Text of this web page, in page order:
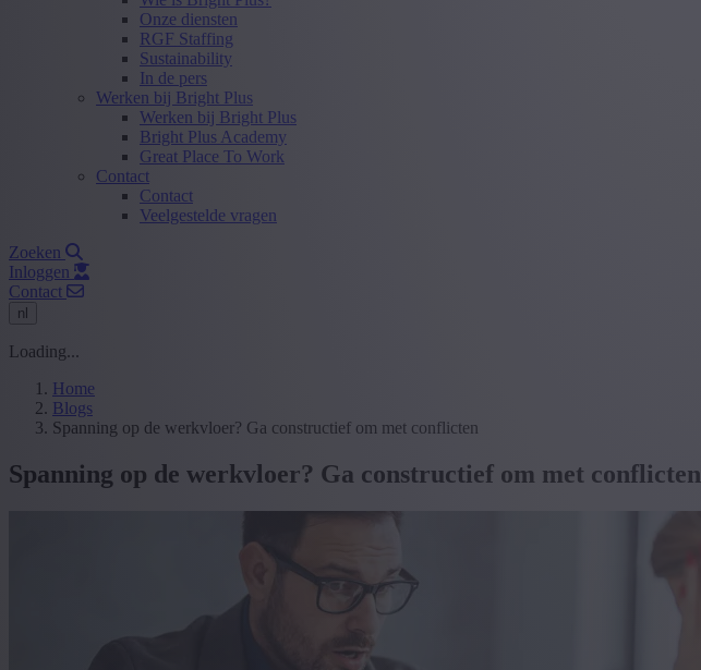
Onze diensten
RGF Staffing
Sustainability
In de pers
Werken bij Bright Plus
Werken bij Bright Plus
Bright Plus Academy
Great Place To Work
Contact
Contact
Veelgestelde vragen
Zoeken
Inloggen
Contact
nl
Loading...
Home
Blogs
Spanning op de werkvloer? Ga constructief om met conflicten
Spanning op de werkvloer? Ga constructief om met conflicten